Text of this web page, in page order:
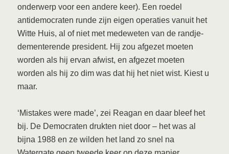
onderwerp voor een andere keer). Een roedel
antidemocraten runde zijn eigen operaties vanuit het
Witte Huis, al of niet met medeweten van de randje-
dementerende president. Hij zou afgezet moeten
worden als hij ervan afwist, en afgezet moeten
worden als hij zo dim was dat hij het niet wist. Kiest u
maar.
‘Mistakes were made’, zei Reagan en daar bleef het
bij. De Democraten drukten niet door – het was al
bijna 1988 en ze wilden het land zo snel na